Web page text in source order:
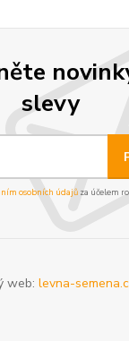
slevy
osobních údajůza účelem
web:levna-